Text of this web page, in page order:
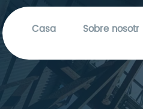
Casa Sobre nosotros